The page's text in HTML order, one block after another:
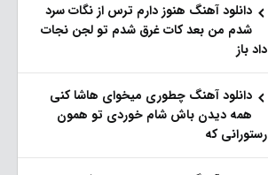
دانلود آهنگ هنو‌ز دارم ترس از نگات سرد
شدم من بعد کات غرق شدم تو لجن نجات
داد باز
دانلود آهنگ چطوری میخوای هاشا کنی
همه دیدن باش شام خوردی تو همون
رستورانی که